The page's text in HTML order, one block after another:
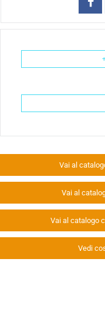
Vai al
Vai al
Vai al catalogo
Vedi